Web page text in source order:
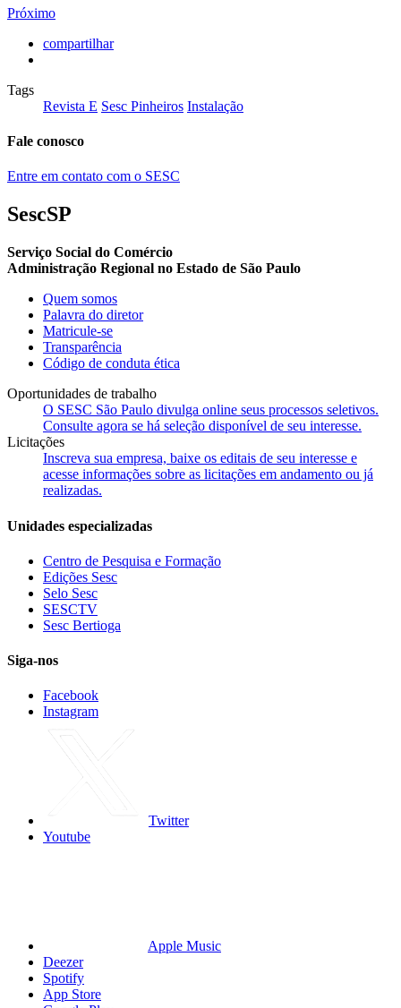
Próximo
compartilhar
Tags
Revista E Sesc Pinheiros Instalação
Fale conosco
Entre em contato com o SESC
SescSP
Serviço Social do Comércio
Administração Regional no Estado de São Paulo
Quem somos
Palavra do diretor
Matricule-se
Transparência
Código de conduta ética
Oportunidades de trabalho
O SESC São Paulo divulga online seus processos seletivos.
Consulte agora se há seleção disponível de seu interesse.
Licitações
Inscreva sua empresa, baixe os editais de seu interesse e
acesse informações sobre as licitações em andamento ou já
realizadas.
Unidades especializadas
Centro de Pesquisa e Formação
Edições Sesc
Selo Sesc
SESCTV
Sesc Bertioga
Siga-nos
Facebook
Instagram
Twitter
Youtube
Apple Music
Deezer
Spotify
App Store